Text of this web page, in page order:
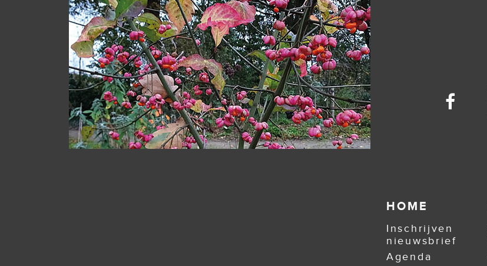
HOME
Inschrijven
nieuwsbrief
Agenda